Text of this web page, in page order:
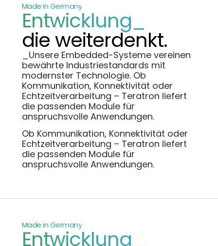
Made in Germany
Entwicklung_
die weiterdenkt.
_Unsere Embedded-Systeme vereinen
bewährte Industriestandards mit
modernster Technologie. Ob
Kommunikation, Konnektivität oder
Echtzeitverarbeitung – Teratron liefert
die passenden Module für
anspruchsvolle Anwendungen.
Ob Kommunikation, Konnektivität oder
Echtzeitverarbeitung – Teratron liefert
die passenden Module für
anspruchsvolle Anwendungen.
Made in Germany
Entwicklung_